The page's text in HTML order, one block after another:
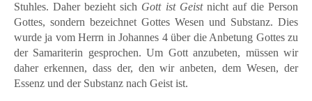
Stuhles. Daher bezieht sich Gott ist Geistnicht auf die Person
Gottes, sondern bezeichnet Gottes Wesen und Substanz. Dies
wurde ja vom Herrn in Johannes 4 über die Anbetung Gottes zu
der Samariterin gesprochen. Um Gott anzubeten, müssen wir
daher erkennen, dass der, den wir anbeten, dem Wesen, der
Essenz und der Substanz nach Geist ist.